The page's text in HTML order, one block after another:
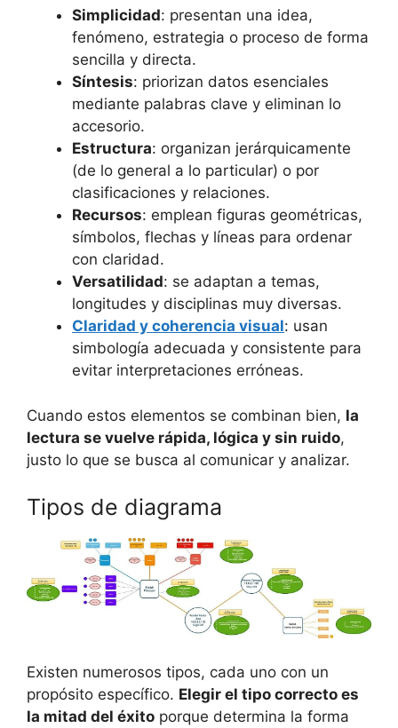
Simplicidad: presentan una idea,
fenómeno, estrategia o proceso de forma
sencilla y directa.
Síntesis: priorizan datos esenciales
mediante palabras clave y eliminan lo
accesorio.
Estructura: organizan jerárquicamente
(de lo general a lo particular) o por
clasificaciones y relaciones.
Recursos: emplean figuras geométricas,
símbolos, flechas y líneas para ordenar
con claridad.
Versatilidad: se adaptan a temas,
longitudes y disciplinas muy diversas.
Claridad y coherencia visual: usan
simbología adecuada y consistente para
evitar interpretaciones erróneas.
Cuando estos elementos se combinan bien, la
lectura se vuelve rápida, lógica y sin ruido,
justo lo que se busca al comunicar y analizar.
Tipos de diagrama
Existen numerosos tipos, cada uno con un
propósito específico. Elegir el tipo correcto es
la mitad del éxito porque determina la forma